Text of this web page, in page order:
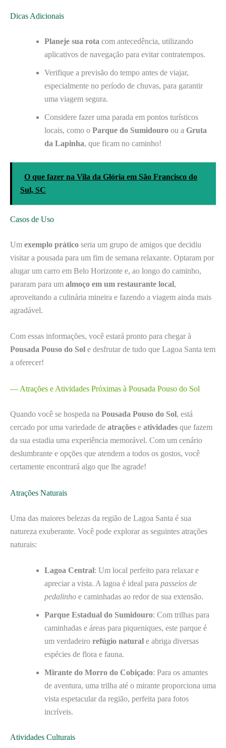
Dicas Adicionais
Planeje sua rota com antecedência, utilizando
aplicativos de navegação para evitar contratempos.
Verifique a previsão do tempo antes de viajar,
especialmente no período de chuvas, para garantir
uma viagem segura.
Considere fazer uma parada em pontos turísticos
locais, como o Parque do Sumidouro ou a Gruta
da Lapinha, que ficam no caminho!
O que fazer na Vila da Glória em São Francisco do
Sul, SC
Casos de Uso
Um exemplo prático seria um grupo de amigos que decidiu
visitar a pousada para um fim de semana relaxante. Optaram por
alugar um carro em Belo Horizonte e, ao longo do caminho,
pararam para um almoço em um restaurante local,
aproveitando a culinária mineira e fazendo a viagem ainda mais
agradável.
Com essas informações, você estará pronto para chegar à
Pousada Pouso do Sol e desfrutar de tudo que Lagoa Santa tem
a oferecer!
–– Atrações e Atividades Próximas à Pousada Pouso do Sol
Quando você se hospeda na Pousada Pouso do Sol, está
cercado por uma variedade de atrações e atividades que fazem
da sua estadia uma experiência memorável. Com um cenário
deslumbrante e opções que atendem a todos os gostos, você
certamente encontrará algo que lhe agrade!
Atrações Naturais
Uma das maiores belezas da região de Lagoa Santa é sua
natureza exuberante. Você pode explorar as seguintes atrações
naturais:
Lagoa Central: Um local perfeito para relaxar e
apreciar a vista. A lagoa é ideal para passeios de
pedalinho e caminhadas ao redor de sua extensão.
Parque Estadual do Sumidouro: Com trilhas para
caminhadas e áreas para piqueniques, este parque é
um verdadeiro refúgio natural e abriga diversas
espécies de flora e fauna.
Mirante do Morro do Cobiçado: Para os amantes
de aventura, uma trilha até o mirante proporciona uma
vista espetacular da região, perfeita para fotos
incríveis.
Atividades Culturais